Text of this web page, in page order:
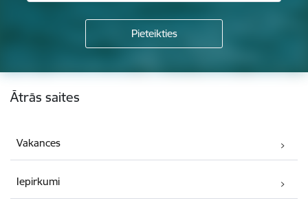
Kājene
Ātrās saites
Vakances
Iepirkumi